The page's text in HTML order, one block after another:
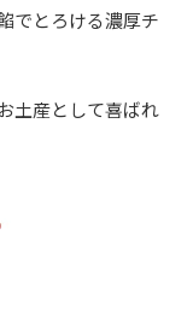
でとろける濃厚チ
土産として喜ばれ